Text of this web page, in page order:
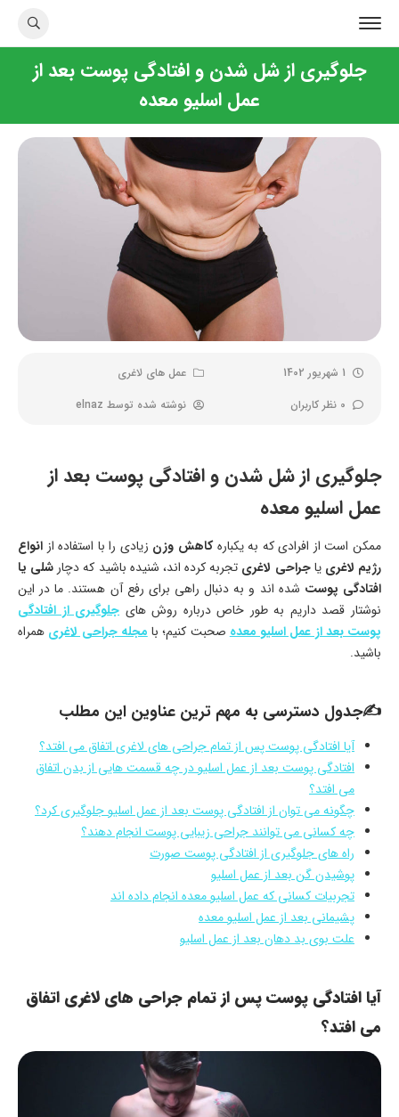
جلوگیری از شل شدن و افتادگی پوست بعد از
عمل اسلیو معده
1 شهریور 1402
عمل های لاغری
0 نظر کاربران
نوشته شده توسط elnaz
جلوگیری از شل شدن و افتادگی پوست بعد از
عمل اسلیو معده
ممکن است از افرادی که به یکبارهکاهش وزن زیادی را با استفاده از انواع
رژیم لاغری یاجراحی لاغری تجربه کرده اند، شنیده باشید که دچارشلی یا
افتادگی پوست شده اند و به دنبال راهی برای رفع آن هستند. ما در این
نوشتار قصد داریم به طور خاص درباره روش های جلوگیری از افتادگی
پوست بعد از عمل اسلیو معدهصحبت کنیم؛ بامجله جراحی لاغری همراه
باشید.
✍جدول دسترسی به مهم ترین عناوین این مطلب
آیا افتادگی پوست پس از تمام جراحی های لاغری اتفاق می افتد؟
افتادگی پوست بعد از عمل اسلیو در چه قسمت هایی از بدن اتفاق
می افتد؟
چگونه می توان از افتادگی پوست بعد از عمل اسلیو جلوگیری کرد؟
چه کسانی می توانند جراحی زیبایی پوست انجام دهند؟
راه های جلوگیری از افتادگی پوست صورت
پوشیدن گن بعد از عمل اسلیو
تجربیات کسانی که عمل اسلیو معده انجام داده اند
پشیمانی بعد از عمل اسلیو معده
علت بوی بد دهان بعد از عمل اسلیو
آیا افتادگی پوست پس از تمام جراحی های لاغری اتفاق
می افتد؟